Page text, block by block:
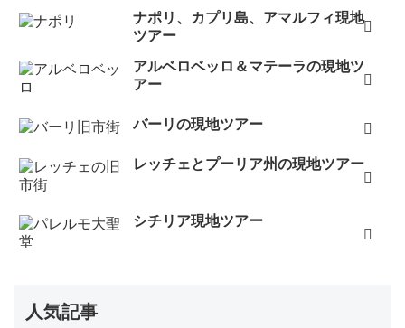
ナポリ、カプリ島、アマルフィ現地
ツアー
アルベロベッロ＆マテーラの現地ツ
アー
バーリの現地ツアー
レッチェとプーリア州の現地ツアー
シチリア現地ツアー
人気記事